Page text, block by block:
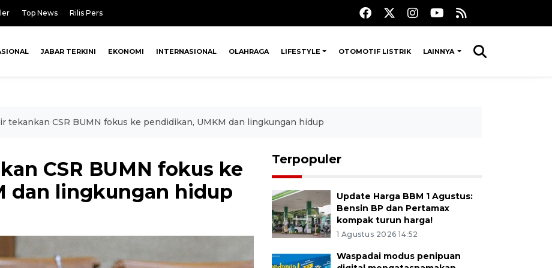
Top News Rilis Pers
JABAR TERKINI EKONOMI INTERNASIONAL OLAHRAGA LIFESTYLE OTOMOTIF LISTRIK LAINNYA
tekankan CSR BUMN fokus ke pendidikan, UMKM dan lingkungan hidup
CSR BUMN fokus ke
dan lingkungan hidup
Terpopuler
Update Harga BBM 1 Agustus:
Bensin BP dan Pertamax
kompak turun harga!
1 Agustus 2026 14:52
Waspadai modus penipuan